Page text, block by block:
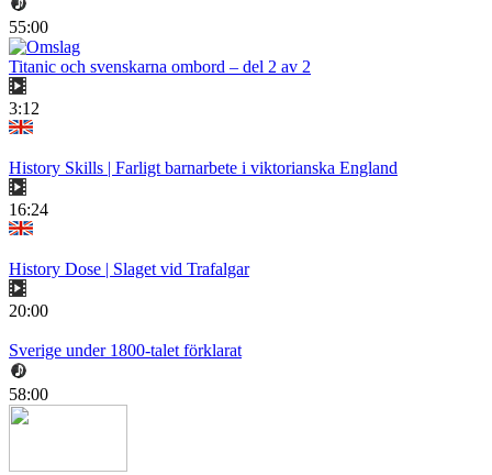
55:00
Titanic och svenskarna ombord – del 2 av 2
3:12
History Skills | Farligt barnarbete i viktorianska England
16:24
History Dose | Slaget vid Trafalgar
20:00
Sverige under 1800-talet förklarat
58:00